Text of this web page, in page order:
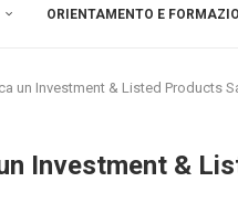
ORIENTAMENTO E
un Investment & Listed Products
Investment &